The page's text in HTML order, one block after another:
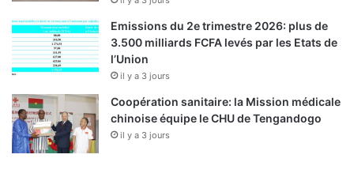
Emissions du 2e trimestre 2026: plus de
3.500 milliards FCFA levés par les Etats de
l’Union
il y a 3 jours
Coopération sanitaire: la Mission médicale
chinoise équipe le CHU de Tengandogo
il y a 3 jours